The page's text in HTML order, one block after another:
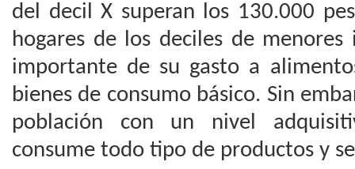
del decil X superan los 130.000
hogares de los deciles de
importante de su gasto a
bienes de consumo básico. Sin
población con un nivel
consume todo tipo de productos y